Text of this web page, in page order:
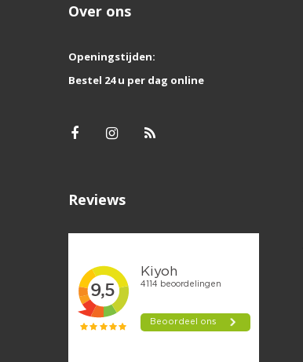
Over ons
Openingstijden:
Bestel 24 u per dag online
Reviews